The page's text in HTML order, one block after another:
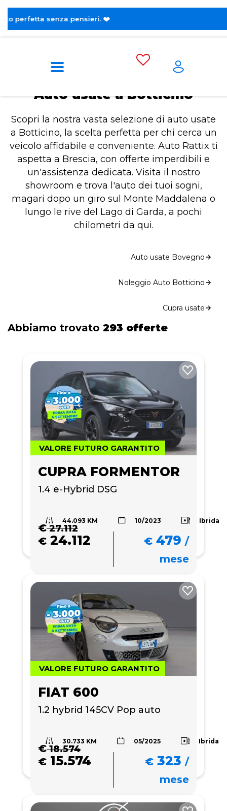
Home Auto usate a Botticino
Auto usate a Botticino
Scopri la nostra vasta selezione di auto usate
a Botticino, la scelta perfetta per chi cerca un
veicolo affidabile e conveniente. Auto Rattix ti
aspetta a Brescia, con offerte imperdibili e
un'assistenza dedicata. Visita il nostro
showroom e trova l'auto dei tuoi sogni,
magari dopo un giro sul Monte Maddalena o
lungo le rive del Lago di Garda, a pochi
chilometri da qui.
Auto usate Bovegno
Noleggio Auto Botticino
Cupra usate
Abbiamo trovato 293 offerte
VALORE FUTURO GARANTITO
CUPRA FORMENTOR
1.4 e-Hybrid DSG
44.093 KM 10/2023 Ibrida
€27.112
€ 24.112 € 479 /
mese
VALORE FUTURO GARANTITO
FIAT 600
1.2 hybrid 145CV Pop auto
30.733 KM 05/2025 Ibrida
€18.574
€ 15.574 € 323 /
mese